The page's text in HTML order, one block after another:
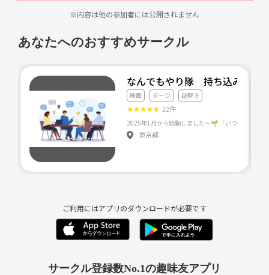
※内容は他の参加者には公開されません
あなたへのおすすめサークル
なんでもやり隊 持ち込み企
映画 ダーツ 謎解き
★★★★★ 22件
東京都
ご利用にはアプリのダウンロードが必要です
サークル登録数No.1の趣味友アプリ